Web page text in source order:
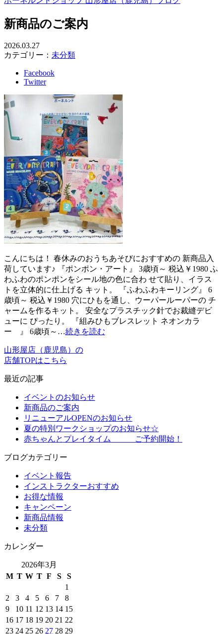
新商品のご案内
2026.03.27
カテゴリー： 未分類
Facebook
Twitter
こんにちは！ 春休みのおうちあそびにおすすめの 新商品入
荷しています♪ 『ポンポン・アート』 3歳頃～ 税込￥1980 ふ
わふわのポンポンをシール地の色に合わ せて貼り、イラス
トを立体的に仕上げる キット。 『ふわふわキーリング』 6
歳頃～ 税込￥1980 穴にひもを通し、ウーパールーパーの チ
ャームを作るキット。 安全なプラスチック針でお裁縫デビ
ューに ぴったり。 『組みひもブレスレット ネオンカラ
ー 』 6歳頃～…続きを読む
山形屋店（鹿児島）の
店舗TOPはこちら
最近の記事
イベントのお知らせ
新商品のご案内
リニューアルOPENのお知らせ
夏の特別ワークショップのお知らせ☆
赤ちゃんとプレイタイム ご予約開始！
ブログカテゴリー
イベント報告
インストラクターおすすめ
お得な情報
キャンペーン
新商品情報
未分類
カレンダー
2026年3月
M T W T F S
S
1
2
3 4 5 6 7
8
9
10 11 12 13 14 15
16 17 18 19 20 21 22
23 24 25 26 27 28 29